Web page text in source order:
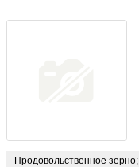
Продовольственное зерно;